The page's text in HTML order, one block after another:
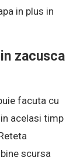
in plus in
zacusca
facuta cu
acelasi timp
scursa